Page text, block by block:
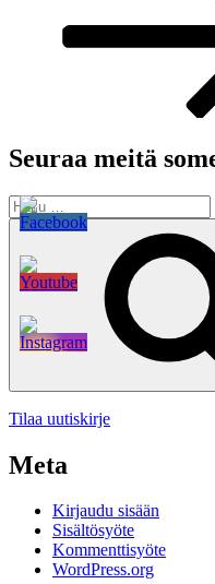
Seuraa meitä
Etsi:
Tilaa uutiskirje
Meta
Kirjaudu sisään
Sisältösyöte
Kommenttisyöte
WordPress.org